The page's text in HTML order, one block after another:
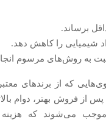
برساند.
شیمیایی را کاهش دهد.
به روش‌های مرسوم
که از برندهای
از فروش بهتر، دوام
موجب می‌شوند که